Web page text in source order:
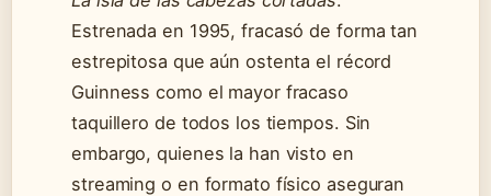
Estrenada en 1995, fracasó de forma tan
estrepitosa que aún ostenta el récord
Guinness como el mayor fracaso
taquillero de todos los tiempos. Sin
embargo, quienes la han visto en
streaming o en formato físico aseguran